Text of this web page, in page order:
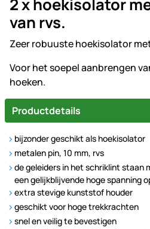
2 x hoekisolator
van rvs.
Zeer robuuste hoekisolator
Voor het soepel aanbrengen
hoeken.
Productdetails
bijzonder geschikt als hoekisolator
metalen pin, 10 mm, rvs
de geleiders in het schriklint staan
een gelijkblijvende hoge spanning
extra stevige kunststof houder
geschikt voor hoge trekkrachten
snel en veilig te bevestigen